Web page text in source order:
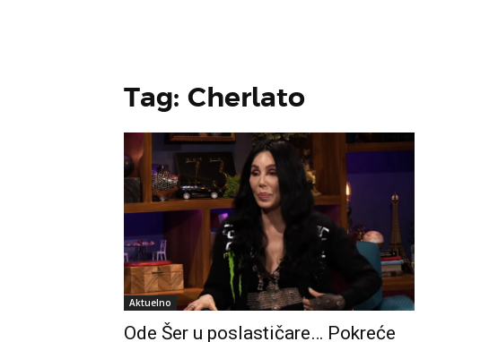
Tag: Cherlato
Aktuelno
Ode Šer u poslastičare… Pokreće